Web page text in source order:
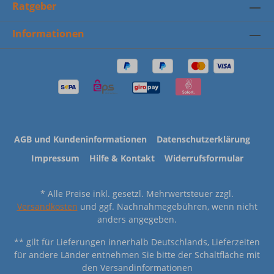
Ratgeber
Informationen
AGB und Kundeninformationen
Datenschutzerklärung
Impressum
Hilfe & Kontakt Widerrufsformular
* Alle Preise inkl. gesetzl. Mehrwertsteuer zzgl.
Versandkosten und ggf. Nachnahmegebühren, wenn nicht
anders angegeben.
** gilt für Lieferungen innerhalb Deutschlands, Lieferzeiten
für andere Länder entnehmen Sie bitte der Schaltfläche mit
den Versandinformationen